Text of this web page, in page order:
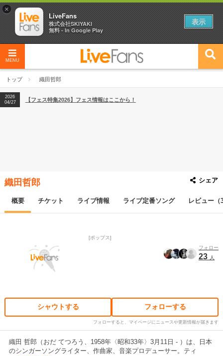
MENU
トップ 織田哲郎
2026
04/27
2026
【ライブ動員ランキング】2026年上半期編発表！
2026
04/27
【フェス特集2026】フェス情報はここから！
織田哲郎 シェア
概要 チケット ライブ情報 ライブ定番ソング レビュー（
ポップス
フォロー
23 人
シャウトする フォローする
フォローすると、マイページにニュースや更新情報が届きます
織田 哲郎（おだ てつろう、1958年〈昭和33年〉3月11日 - ）は、日本
のシンガーソングライター、作曲家、音楽プロデューサー。ティ
×
LiveFans
株式会社SKIYAKI
無料 - In Google Play
表示